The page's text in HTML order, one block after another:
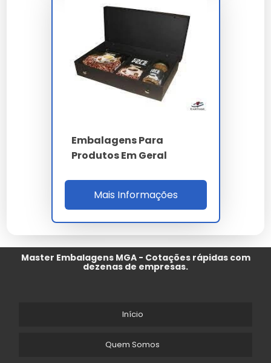
Embalagens Para
Produtos Em Geral
Mais Informações
Master Embalagens MGA - Cotações rápidas com
dezenas de empresas.
Início
Quem Somos